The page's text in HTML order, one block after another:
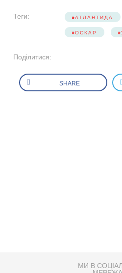
Теги: АТЛАНТИДА
ОСКАР
Поділитися:
SHARE
МИ В